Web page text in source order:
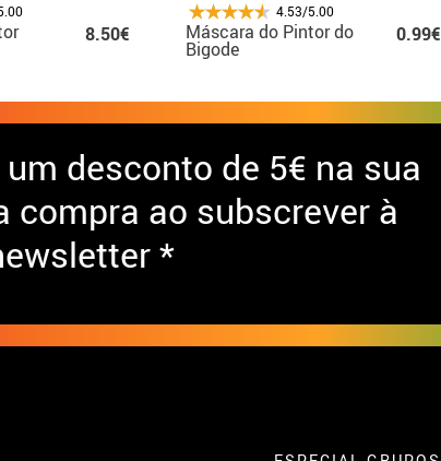
8.50€
4.53/5.00
Máscara do Pintor do
Bigode
0.99€
um desconto de 5€ na sua
compra ao subscrever à
*